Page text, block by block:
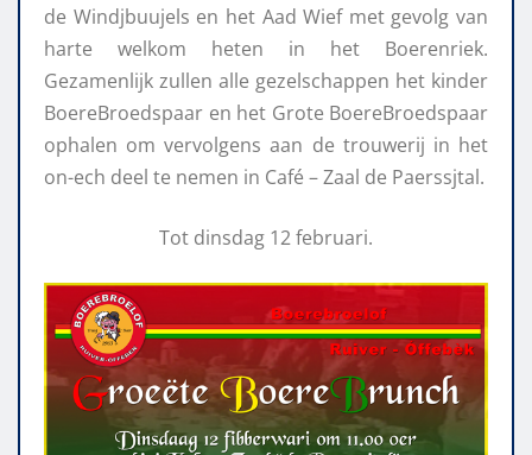
de Windjbuujels en het Aad Wief met gevolg van
harte welkom heten in het Boerenriek.
Gezamenlijk zullen alle gezelschappen het kinder
BoereBroedspaar en het Grote BoereBroedspaar
ophalen om vervolgens aan de trouwerij in het
on-ech deel te nemen in Café – Zaal de Paerssjtal.
Tot dinsdag 12 februari.